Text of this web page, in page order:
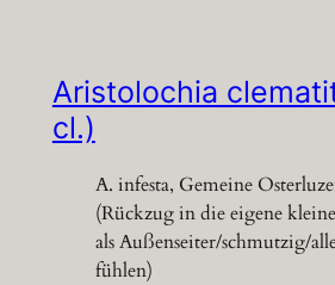
Aristolochia
cl.)
A. infesta, Gemeine
(Rückzug in die eigene
als Außenseiter/schmutzig/
fühlen)